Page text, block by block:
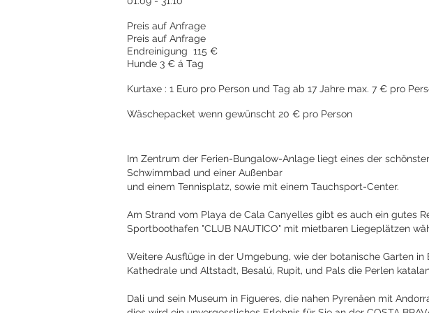
Preis auf Anfrage
Preis auf Anfrage
Endreinigung 115 €
Hunde 3 € á Tag
Kurtaxe : 1 Euro pro Person und Tag ab 17 Jahre max. 7 € pro
Wäschepacket wenn gewünscht 20 € pro Person
Im Zentrum der Ferien-Bungalow-Anlage liegt eines der
Schwimmbad und einer Außenbar
und einem Tennisplatz, sowie mit einem Tauchsport-Center.
Am Strand vom Playa de Cala Canyelles gibt es auch ein gutes
Sportboothafen "CLUB NAUTICO" mit mietbaren Liegeplätzen
Weitere Ausflüge in der Umgebung, wie der botanische Garten
Kathedrale und Altstadt, Besalú, Rupit, und Pals die Perlen
Dali und sein Museum in Figueres, die nahen Pyrenäen mit